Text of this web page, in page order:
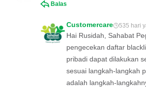
Balas
Customercare 535 hari
Hai Rusidah, Sahabat
pengecekan daftar
pribadi dapat dilakukan
sesuai langkah-langkah
adalah langkah-